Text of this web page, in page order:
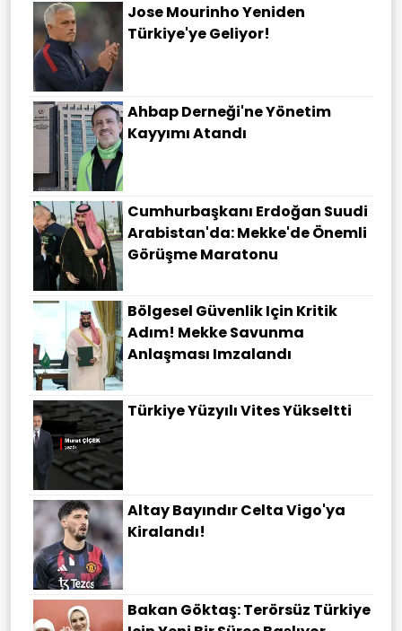
Jose Mourinho Yeniden
Türkiye'ye Geliyor!
Ahbap Derneği'ne Yönetim
Kayyımı Atandı
Cumhurbaşkanı Erdoğan Suudi
Arabistan'da: Mekke'de Önemli
Görüşme Maratonu
Bölgesel Güvenlik Için Kritik
Adım! Mekke Savunma
Anlaşması Imzalandı
Türkiye Yüzyılı Vites Yükseltti
Altay Bayındır Celta Vigo'ya
Kiralandı!
Bakan Göktaş: Terörsüz Türkiye